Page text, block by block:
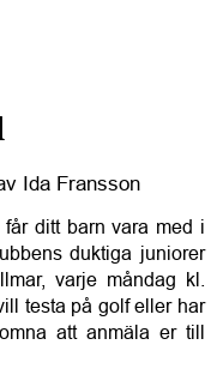
Ida Fransson
ditt barn vara med i
duktiga juniorer
varje måndag kl.
testa på golf eller har
att anmäla er till